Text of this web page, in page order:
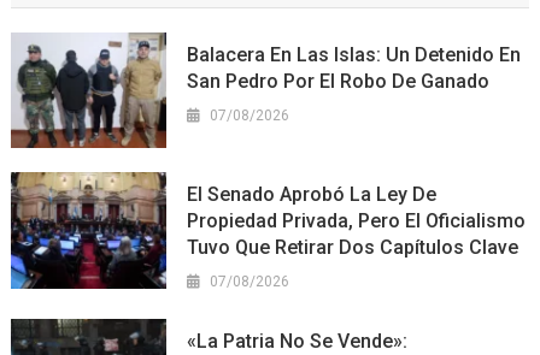
Balacera En Las Islas: Un Detenido En
San Pedro Por El Robo De Ganado
07/08/2026
El Senado Aprobó La Ley De
Propiedad Privada, Pero El Oficialismo
Tuvo Que Retirar Dos Capítulos Clave
07/08/2026
«La Patria No Se Vende»: